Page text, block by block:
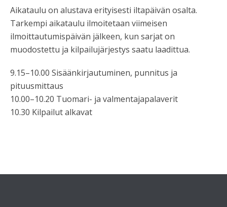
Aikataulu on alustava erityisesti iltapäivän osalta.
Tarkempi aikataulu ilmoitetaan viimeisen
ilmoittautumispäivän jälkeen, kun sarjat on
muodostettu ja kilpailujärjestys saatu laadittua.
9.15–10.00 Sisäänkirjautuminen, punnitus ja
pituusmittaus
10.00–10.20 Tuomari- ja valmentajapalaverit
10.30 Kilpailut alkavat